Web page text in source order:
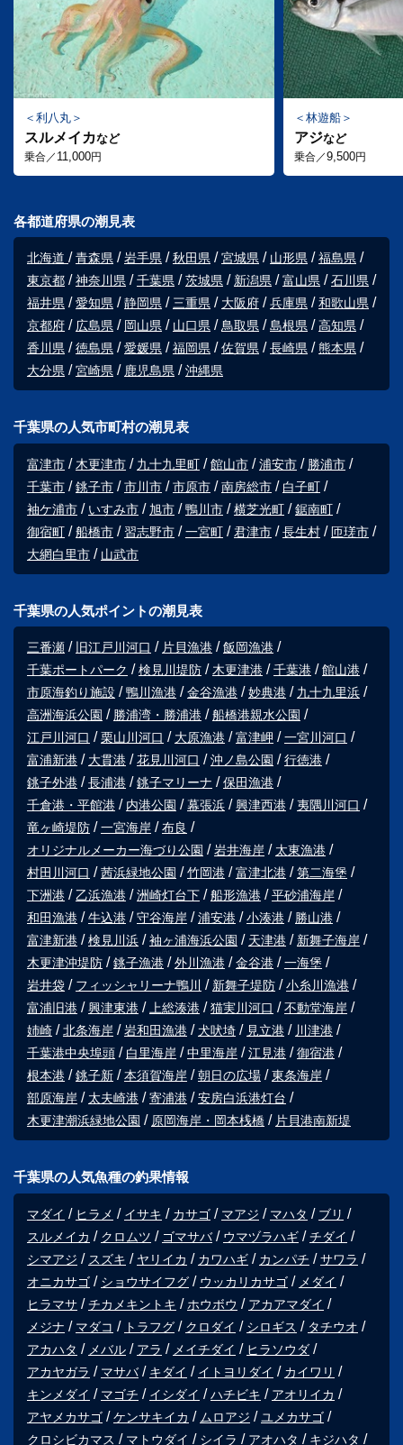
利八丸
スルメイカなど
乗合／ 11,000円
林遊船
アジなど
乗合／9,500円
各都道府県の潮見表
北海道 青森県 岩手県 秋田県 宮城県 山形県
福島県
東京都
神奈川県 千葉県 茨城県 新潟県 富山県
石川県
福井県
愛知県 静岡県 三重県 大阪府 兵庫県
和歌山県
京都府
広島県 岡山県 山口県 鳥取県 島根県
高知県
香川県
徳島県 愛媛県 福岡県 佐賀県 長崎県
熊本県
大分県
宮崎県 鹿児島県 沖縄県
千葉県の人気市町村の潮見表
富津市 木更津市 九十九里町 館山市 浦安市
勝浦市
千葉市
銚子市 市川市 市原市 南房総市
白子町
袖ケ浦市
いすみ市 旭市 鴨川市 横芝光町
鋸南町
御宿町
船橋市 習志野市 一宮町 君津市 長生村
匝瑳市
大網白里市
山武市
千葉県の人気ポイントの潮見表
三番瀬 旧江戸川河口 片貝漁港
飯岡漁港
千葉ポートパーク
検見川堤防 木更津港 千葉港
館山港
市原海釣り施設
鴨川漁港 金谷漁港 妙典港
九十九里浜
高洲海浜公園
勝浦湾・勝浦港
船橋港親水公園
江戸川河口
栗山川河口 大原漁港 富津岬
一宮川河口
富浦新港
大貫港 花見川河口 沖ノ島公園
行徳港
銚子外港
長浦港 銚子マリーナ
保田漁港
千倉港・平館港
内港公園 幕張浜 興津西港
夷隅川河口
竜ヶ崎堤防
一宮海岸
布良
オリジナルメーカー海づり公園
岩井海岸
太東漁港
村田川河口
茜浜緑地公園 竹岡港 富津北港
第二海堡
下洲港
乙浜漁港 洲崎灯台下 船形漁港
平砂浦海岸
和田漁港
牛込港 守谷海岸 浦安港 小湊港
勝山港
富津新港
検見川浜 袖ヶ浦海浜公園 天津港
新舞子海岸
木更津沖堤防
銚子漁港 外川漁港 金谷港
一海堡
岩井袋
フィッシャリーナ鴨川 新舞子堤防
小糸川漁港
富浦旧港
興津東港 上総湊港 猫実川河口
不動堂海岸
姉崎
北条海岸 岩和田漁港 犬吠埼 見立港
川津港
千葉港中央埠頭
白里海岸 中里海岸 江見港
御宿港
根本港
銚子新 本須賀海岸 朝日の広場
東条海岸
部原海岸
太夫崎港 寄浦港
安房白浜港灯台
木更津潮浜緑地公園
原岡海岸・岡本桟橋 片貝港南新堤
千葉県の人気魚種の釣果情報
マダイ ヒラメ イサキ カサゴ マアジ マハタ
ブリ
スルメイカ
クロムツ ゴマサバ ウマヅラハギ
チダイ
シマアジ
スズキ ヤリイカ カワハギ カンパチ
サワラ
オニカサゴ
ショウサイフグ ウッカリカサゴ
メダイ
ヒラマサ
チカメキントキ ホウボウ
アカアマダイ
メジナ
マダコ トラフグ クロダイ シロギス
タチウオ
アカハタ
メバル アラ メイチダイ
ヒラソウダ
アカヤガラ
マサバ キダイ イトヨリダイ
カイワリ
キンメダイ
マゴチ イシダイ ハチビキ
アオリイカ
アヤメカサゴ
ケンサキイカ ムロアジ
ユメカサゴ
クロシビカマス
マトウダイ シイラ アオハタ キジハタ